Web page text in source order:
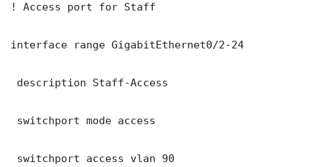
! Access port for Staff
interface range GigabitEthernet0/2-24
description Staff-Access
switchport mode access
switchport access vlan 90